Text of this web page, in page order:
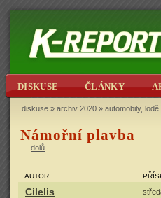
DISKUSE ČLÁNKY
diskuse » archiv 2020 » automobily, lodě
Námořní plavba
dolů
AUTOR
Cilelis